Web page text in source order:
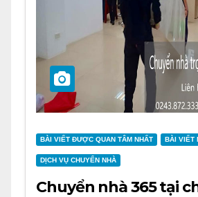
BÀI VIẾT ĐƯỢC QUAN TÂM NHẤT BÀI VIẾT
DỊCH VỤ CHUYỂN NHÀ
Chuyển nhà 365 tại